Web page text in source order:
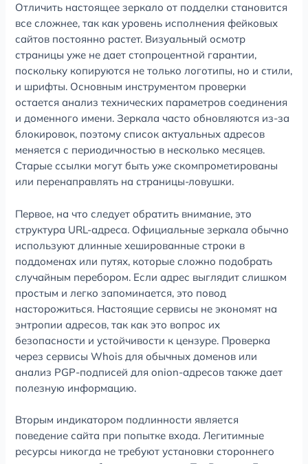
Отличить настоящее зеркало от подделки становится
все сложнее, так как уровень исполнения фейковых
сайтов постоянно растет. Визуальный осмотр
страницы уже не дает стопроцентной гарантии,
поскольку копируются не только логотипы, но и стили,
и шрифты. Основным инструментом проверки
остается анализ технических параметров соединения
и доменного имени. Зеркала часто обновляются из-за
блокировок, поэтому список актуальных адресов
меняется с периодичностью в несколько месяцев.
Старые ссылки могут быть уже скомпрометированы
или перенаправлять на страницы-ловушки.
Первое, на что следует обратить внимание, это
структура URL-адреса. Официальные зеркала обычно
используют длинные хешированные строки в
поддоменах или путях, которые сложно подобрать
случайным перебором. Если адрес выглядит слишком
простым и легко запоминается, это повод
насторожиться. Настоящие сервисы не экономят на
энтропии адресов, так как это вопрос их
безопасности и устойчивости к цензуре. Проверка
через сервисы Whois для обычных доменов или
анализ PGP-подписей для onion-адресов также дает
полезную информацию.
Вторым индикатором подлинности является
поведение сайта при попытке входа. Легитимные
ресурсы никогда не требуют установки стороннего